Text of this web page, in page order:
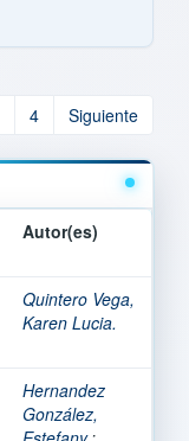
4 Siguiente
Autor(es)
Quintero Vega,
Karen Lucia.
Hernandez
González,